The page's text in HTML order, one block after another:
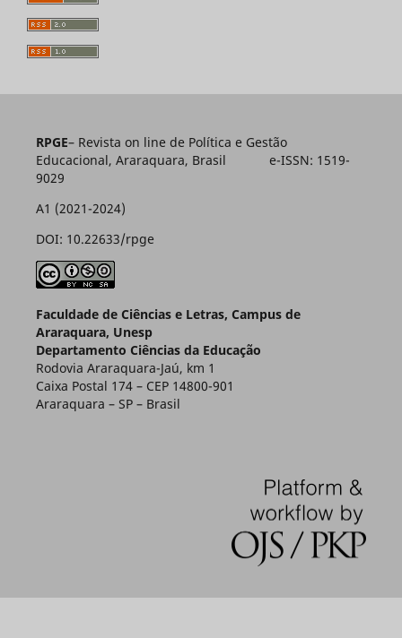
RPGE– Revista on line de Política e Gestão
Educacional, Araraquara, Brasil e-ISSN: 1519-
9029
A1 (2021-2024)
DOI: 10.22633/rpge
Faculdade de Ciências e Letras, Campus de
Araraquara, Unesp
Departamento Ciências da Educação
Rodovia Araraquara-Jaú, km 1
Caixa Postal 174 – CEP 14800-901
Araraquara – SP – Brasil